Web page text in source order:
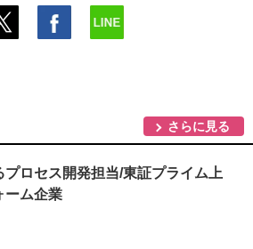
さらに見る
ロセス開発担当/東証プライム上
ーム企業